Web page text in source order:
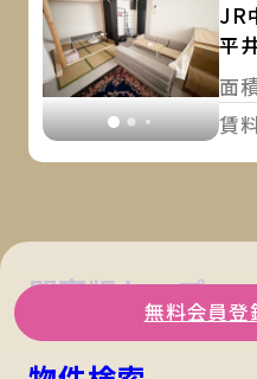
JR
平
面
賃
無料会員登
関東版トップ